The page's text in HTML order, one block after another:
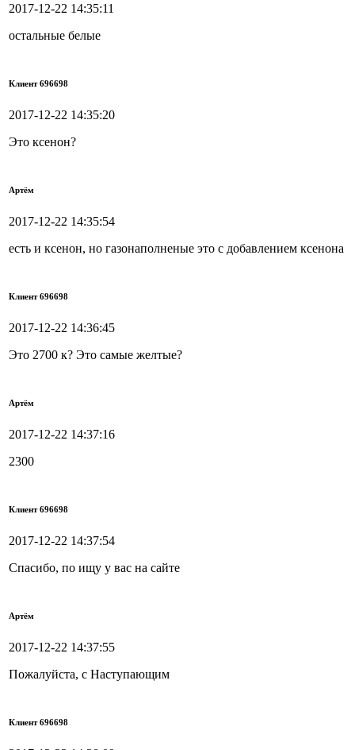
2017-12-22 14:35:11
остальные белые
Клиент 696698
2017-12-22 14:35:20
Это ксенон?
Артём
2017-12-22 14:35:54
есть и ксенон, но газонаполненые это с добавлением ксенона
Клиент 696698
2017-12-22 14:36:45
Это 2700 к? Это самые желтые?
Артём
2017-12-22 14:37:16
2300
Клиент 696698
2017-12-22 14:37:54
Спасибо, по ищу у вас на сайте
Артём
2017-12-22 14:37:55
Пожалуйста, с Наступающим
Клиент 696698